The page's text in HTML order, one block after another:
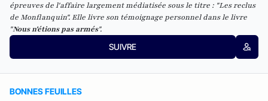
épreuves de l'affaire largement médiatisée sous le titre : "Les reclus
de Monflanquin". Elle livre son témoignage personnel dans le livre
"Nous n'étions pas armés".
SUIVRE
BONNES FEUILLES